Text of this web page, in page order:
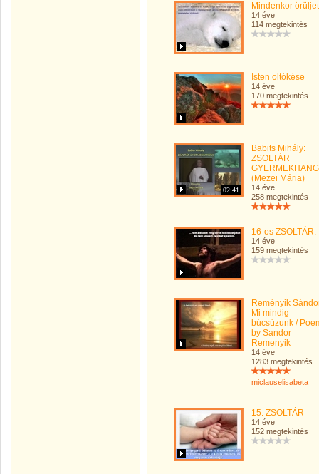
Mindenkor
14 éve
114 megtekintés
Isten oltókése
14 éve
170 megtekintés
02:41
Babits Mihály:
ZSOLTÁR
(Mezei Mária)
14 éve
258 megtekintés
16-os ZSOLTÁR.
14 éve
159 megtekintés
Reményik
Mi mindig
búcsúzunk /
by Sandor
Remenyik
14 éve
1283 megtekintés
miclauselisabeta
15. ZSOLTÁR
14 éve
152 megtekintés